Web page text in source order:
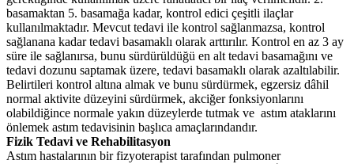
basamaktan 5. basamağa kadar, kontrol edici çeşitli ilaçlar
kullanılmaktadır. Mevcut tedavi ile kontrol sağlanmazsa, kontrol
sağlanana kadar tedavi basamaklı olarak arttırılır. Kontrol en az 3 ay
süre ile sağlanırsa, bunu sürdürüldüğü en alt tedavi basamağını ve
tedavi dozunu saptamak üzere, tedavi basamaklı olarak azaltılabilir.
Belirtileri kontrol altına almak ve bunu sürdürmek, egzersiz dâhil
normal aktivite düzeyini sürdürmek, akciğer fonksiyonlarını
olabildiğince normale yakın düzeylerde tutmak ve astım ataklarını
önlemek astım tedavisinin başlıca amaçlarındandır.
Fizik Tedavi ve Rehabilitasyon
Astım hastalarının bir fizyoterapist tarafından pulmoner